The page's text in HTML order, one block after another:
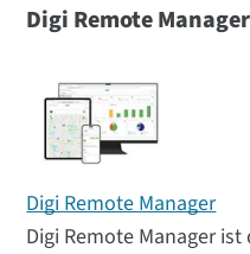
Digi Remote Manager
Digi Remote Manager
Digi Remote Manager